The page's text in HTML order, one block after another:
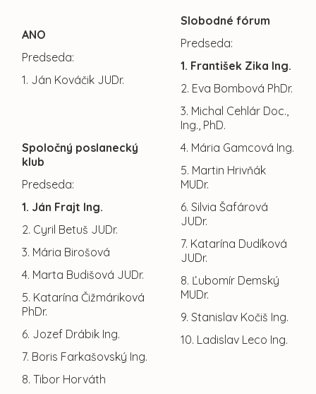
ANO
Predseda:
1. Ján Kováčik JUDr.
Spoločný poslanecký
klub
Predseda:
1. Ján Frajt Ing.
2. Cyril Betuš JUDr.
3. Mária Birošová
4. Marta Budišová JUDr.
5. Katarína Čižmáriková
PhDr.
6. Jozef Drábik Ing.
7. Boris Farkašovský Ing.
8. Tibor Horváth
Slobodné fórum
Predseda:
1. František Zika Ing.
2. Eva Bombová PhDr.
3. Michal Cehlár Doc.,
Ing., PhD.
4. Mária Gamcová Ing.
5. Martin Hrivňák
MUDr.
6. Silvia Šafárová
JUDr.
7. Katarína Dudíková
JUDr.
8. Ľubomír Demský
MUDr.
9. Stanislav Kočiš Ing.
10. Ladislav Leco Ing.